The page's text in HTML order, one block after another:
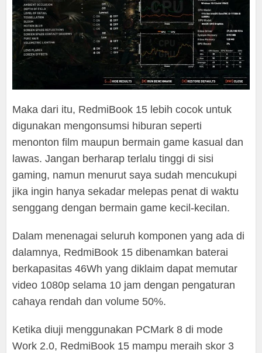
Maka dari itu, RedmiBook 15 lebih cocok untuk
digunakan mengonsumsi hiburan seperti
menonton film maupun bermain game kasual dan
lawas. Jangan berharap terlalu tinggi di sisi
gaming, namun menurut saya sudah mencukupi
jika ingin hanya sekadar melepas penat di waktu
senggang dengan bermain game kecil-kecilan.
Dalam menenagai seluruh komponen yang ada di
dalamnya, RedmiBook 15 dibenamkan baterai
berkapasitas 46Wh yang diklaim dapat memutar
video 1080p selama 10 jam dengan pengaturan
cahaya rendah dan volume 50%.
Ketika diuji menggunakan PCMark 8 di mode
Work 2.0, RedmiBook 15 mampu meraih skor 3